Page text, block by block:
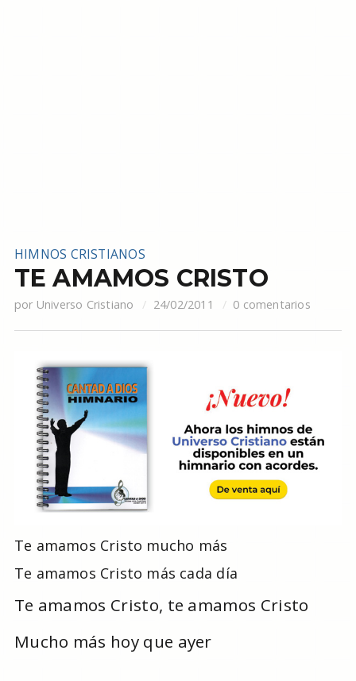
HIMNOS CRISTIANOS
TE AMAMOS CRISTO
por Universo Cristiano 24/02/2011 0 comentarios
Te amamos Cristo mucho más
Te amamos Cristo más cada día
Te amamos Cristo, te amamos Cristo
Mucho más hoy que ayer